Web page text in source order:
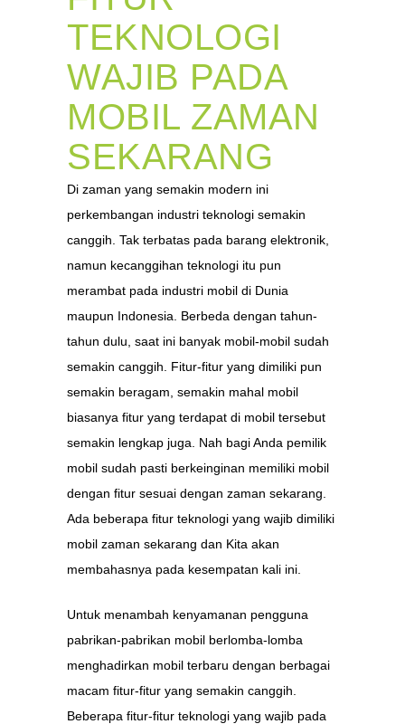
TEKNOLOGI
WAJIB PADA
MOBIL ZAMAN
SEKARANG
Di zaman yang semakin modern ini
perkembangan industri teknologi semakin
canggih. Tak terbatas pada barang elektronik,
namun kecanggihan teknologi itu pun
merambat pada industri mobil di Dunia
maupun Indonesia. Berbeda dengan tahun-
tahun dulu, saat ini banyak mobil-mobil sudah
semakin canggih. Fitur-fitur yang dimiliki pun
semakin beragam, semakin mahal mobil
biasanya fitur yang terdapat di mobil tersebut
semakin lengkap juga. Nah bagi Anda pemilik
mobil sudah pasti berkeinginan memiliki mobil
dengan fitur sesuai dengan zaman sekarang.
Ada beberapa fitur teknologi yang wajib dimiliki
mobil zaman sekarang dan Kita akan
membahasnya pada kesempatan kali ini.
Untuk menambah kenyamanan pengguna
pabrikan-pabrikan mobil berlomba-lomba
menghadirkan mobil terbaru dengan berbagai
macam fitur-fitur yang semakin canggih.
Beberapa fitur-fitur teknologi yang wajib pada